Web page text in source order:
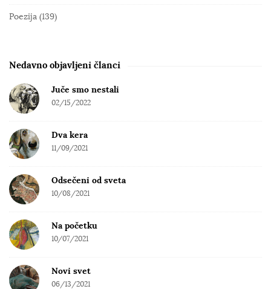
S
e
a
r
Poezija (139)
Nedavno objavljeni članci
Juče smo nestali
02/15/2022
Dva kera
11/09/2021
Odsečeni od sveta
10/08/2021
Na početku
10/07/2021
Novi svet
06/13/2021